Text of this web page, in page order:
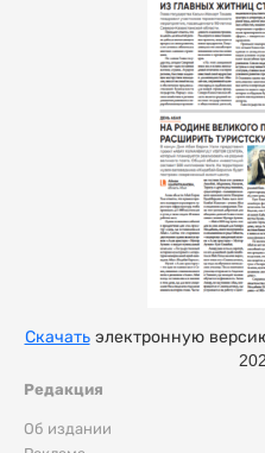
Редакция
Об издании
Скачатьэлектронную